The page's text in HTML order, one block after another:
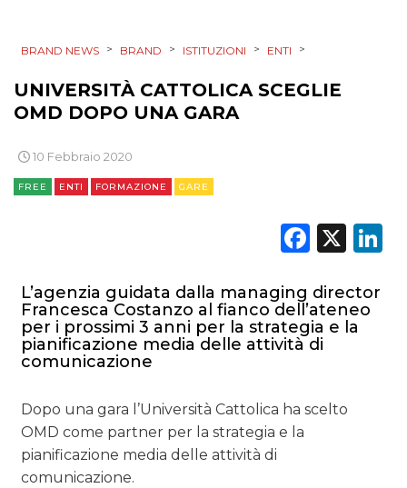
ESTERNA
RADIO / AUDIO
TV
DATI
RICERCHE
NORMATIVE
TREND
BRAND NEWS > BRAND > ISTITUZIONI > ENTI >
UNIVERSITÀ CATTOLICA SCEGLIE
OMD DOPO UNA GARA
10 Febbraio 2020
FREE ENTI FORMAZIONE GARE
X
L’agenzia guidata dalla managing director
Francesca Costanzo al fianco dell’ateneo
per i prossimi 3 anni per la strategia e la
pianificazione media delle attività di
comunicazione
Dopo una gara l’Università Cattolica ha scelto
OMD come partner per la strategia e la
pianificazione media delle attività di
comunicazione.